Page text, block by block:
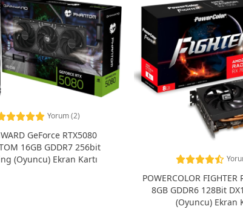
Yorum (2)
GeForce RTX5080
16GB GDDR7 256bit
(Oyuncu) Ekran Kartı
POWERCOLOR FIGHTER
8GB GDDR6 128Bit
(Oyuncu) Ekran